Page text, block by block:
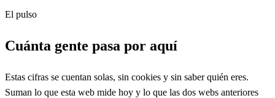
El pulso
Cuánta gente pasa por aquí
Estas cifras se cuentan solas, sin cookies y sin saber quién eres.
Suman lo que esta web mide hoy y lo que las dos webs anteriores